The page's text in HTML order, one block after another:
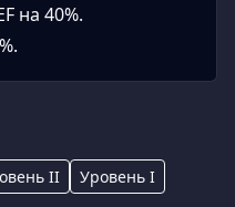
на 40%.
II Уровень I